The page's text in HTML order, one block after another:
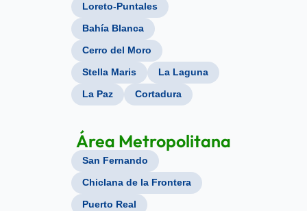
Loreto-Puntales
Bahía Blanca
Cerro del Moro
Stella Maris La Laguna
La Paz Cortadura
Área Metropolitana
San Fernando
Chiclana de la Frontera
Puerto Real